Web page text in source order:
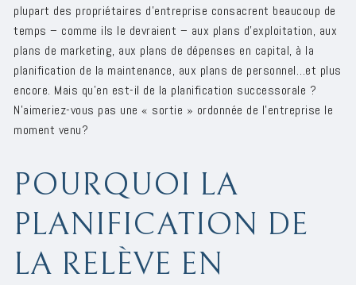
plupart des propriétaires d'entreprise consacrent beaucoup de
temps – comme ils le devraient – ​​aux plans d'exploitation, aux
plans de marketing, aux plans de dépenses en capital, à la
planification de la maintenance, aux plans de personnel…et plus
encore. Mais qu’en est-il de la planification successorale ?
N’aimeriez-vous pas une « sortie » ordonnée de l’entreprise le
moment venu?
POURQUOI LA
PLANIFICATION DE
LA RELÈVE EN